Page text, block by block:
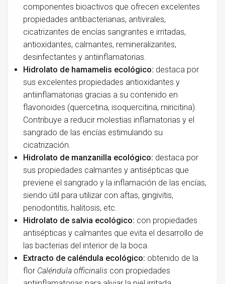
componentes bioactivos que ofrecen excelentes
propiedades antibacterianas, antivirales,
cicatrizantes de encías sangrantes e irritadas,
antioxidantes, calmantes, remineralizantes,
desinfectantes y antiinflamatorias.
Hidrolato de hamamelis ecológico: destaca por
sus excelentes propiedades antioxidantes y
antiinflamatorias gracias a su contenido en
flavonoides (quercetina, isoquercitina, miricitina).
Contribuye a reducir molestias inflamatorias y el
sangrado de las encías estimulando su
cicatrización.
Hidrolato de manzanilla ecológico: destaca por
sus propiedades calmantes y antisépticas que
previene el sangrado y la inflamación de las encías,
siendo útil para utilizar con aftas, gingivitis,
periodontitis, halitosis, etc.
Hidrolato de salvia ecológico: con propiedades
antisépticas y calmantes que evita el desarrollo de
las bacterias del interior de la boca.
Extracto de caléndula ecológico: obtenido de la
flor Caléndula officinaliscon propiedades